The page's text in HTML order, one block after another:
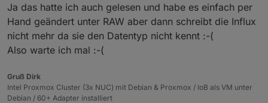
was sie an der Stelle lesen.
Ja das hatte ich auch gelesen und habe es einfach per
Hand geändert unter RAW aber dann schreibt die Influx
nicht mehr da sie den Datentyp nicht kennt :-(
Also warte ich mal :-(
Gruß Dirk
Intel Proxmox Cluster (3x NUC) mit Debian & Proxmox / IoB als VM unter
Debian / 60+ Adapter installiert